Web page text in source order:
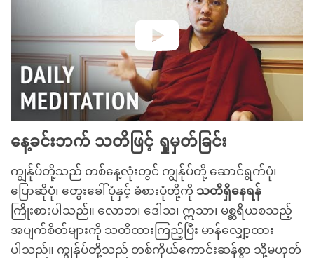
နေ့ခင်းဘက် သတိဖြင့် ရှုမှတ်ခြင်း
ကျွန်ုပ်တို့သည် တစ်နေ့လုံးတွင် ကျွန်ုပ်တို့ ဆောင်ရွက်ပုံ၊
ပြောဆိုပုံ၊ တွေးခေါ်ပုံနှင့် ခံစားပုံတို့ကို သတိရှိနေရန်
ကြိုးစားပါသည်။ လောဘ၊ ဒေါသ၊ ဣသာ၊ မစ္ဆရိယစသည့်
အပျက်စိတ်များကို သတိထားကြည့်ပြီး မာန်လျှော့ထား
ပါသည်။ ကျွန်ုပ်တို့သည် တစ်ကိုယ်ကောင်းဆန်စွာ သို့မဟုတ်